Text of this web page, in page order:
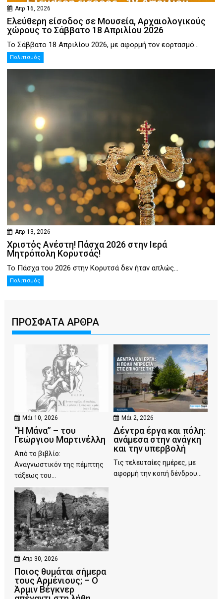
Απρ 16, 2026
Ελεύθερη είσοδος σε Μουσεία, Αρχαιολογικούς
χώρους το Σάββατο 18 Απριλίου 2026
Το Σάββατο 18 Απριλίου 2026, με αφορμή τον εορτασμό...
Πολιτισμός
Απρ 13, 2026
Χριστός Ανέστη! Πάσχα 2026 στην Ιερά
Μητρόπολη Κορυτσάς!
Το Πάσχα του 2026 στην Κορυτσά δεν ήταν απλώς...
Πολιτισμός
ΠΡΟΣΦΑΤΑ ΑΡΘΡΑ
Μάι 10, 2026
“Η Μάνα” – του
Γεώργιου Μαρτινέλλη
Από το βιβλίο:
Αναγνωστικόν της πέμπτης
τάξεως του...
Μάι 2, 2026
Δέντρα έργα και πόλη:
ανάμεσα στην ανάγκη
και την υπερβολή
Τις τελευταίες ημέρες, με
αφορμή την κοπή δένδρου...
Απρ 30, 2026
Ποιος θυμάται σήμερα
τους Αρμένιους; – Ο
Άρμιν Βέγκνερ